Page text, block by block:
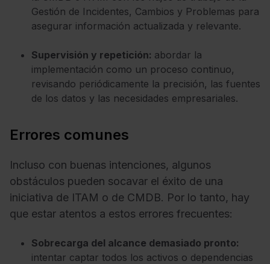
Gestión de Incidentes, Cambios y Problemas para
asegurar información actualizada y relevante.
Supervisión y repetición: abordar la
implementación como un proceso continuo,
revisando periódicamente la precisión, las fuentes
de los datos y las necesidades empresariales.
Errores comunes
Incluso con buenas intenciones, algunos
obstáculos pueden socavar el éxito de una
iniciativa de ITAM o de CMDB. Por lo tanto, hay
que estar atentos a estos errores frecuentes:
Sobrecarga del alcance demasiado pronto:
intentar captar todos los activos o dependencias